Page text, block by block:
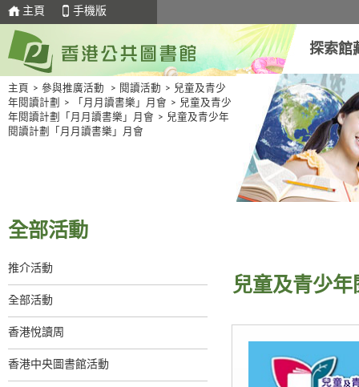
主頁 手機版
探索館
主頁 > 參與推廣活動 > 閱讀活動 > 兒童及青少
年閱讀計劃
> 「月月讀書樂」月會 > 兒童及青少
年閱讀計劃「月月讀書樂」月會 > 兒童及青少年
閱讀計劃「月月讀書樂」月會
全部活動
推介活動
全部活動
香港悅讀周
香港中央圖書館活動
兒童及青少